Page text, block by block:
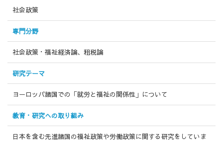
社会政策
専門分野
社会政策・福祉経済論、租税論
研究テーマ
ヨーロッパ諸国での「就労と福祉の関係性」について
教育・研究への取り組み
日本を含む先進諸国の福祉政策や労働政策に関する研究をしていま